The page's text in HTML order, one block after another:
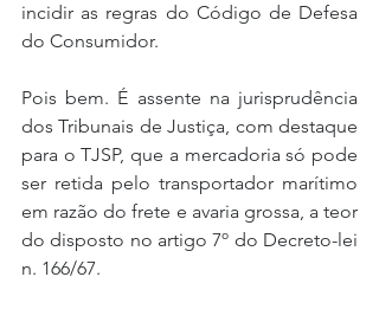
incidir as regras do Código de Defesa
do Consumidor.
Pois bem. É assente na jurisprudência
dos Tribunais de Justiça, com destaque
para o TJSP, que a mercadoria só pode
ser retida pelo transportador marítimo
em razão do frete e avaria grossa, a teor
do disposto no artigo 7º do Decreto-lei
n. 166/67.